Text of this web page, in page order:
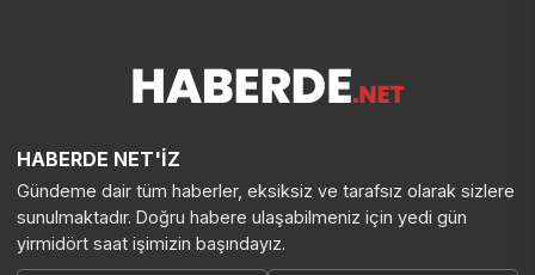
HABERDE NET'İZ
Gündeme dair tüm haberler, eksiksiz ve tarafsız olarak sizlere
sunulmaktadır. Doğru habere ulaşabilmeniz için yedi gün
yirmidört saat işimizin başındayız.